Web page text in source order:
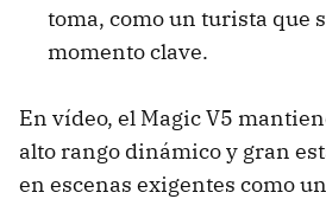
toma, como un turista que
momento clave.
En vídeo, el Magic V5
alto rango dinámico y gran
en escenas exigentes como